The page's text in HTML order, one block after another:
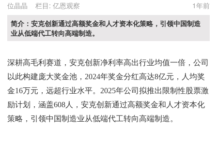
位晶晶 栏目: 亿恩观察
1年前
简介：安克创新通过高额奖金和人才资本化策略，引领中国制造
业从低端代工转向高端制造。
深耕高毛利赛道，安克创新净利率高出行业均值一倍，公司
以此构建庞大奖金池， 2024年奖金分红高达8亿元，人均奖
金16万元， 远超行业水平。 2025年公司拟推出限制性股票激
励计划，涵盖608人， 安克创新通过高额奖金和人才资本化
策略，引领中国制造业从低端代工转向高端制造。